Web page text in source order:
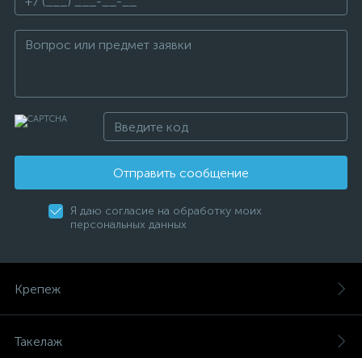
Отправить сообщение
Я даю согласие на обработку моих
персональных данных
Крепеж
Такелаж